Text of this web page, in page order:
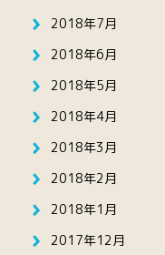
2018年7月
2018年6月
2018年5月
2018年4月
2018年3月
2018年2月
2018年1月
2017年12月